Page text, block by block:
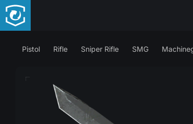
Pistol Rifle Sniper Rifle SMG